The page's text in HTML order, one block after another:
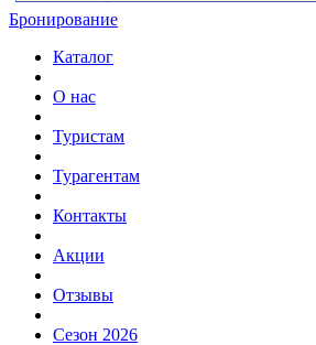
Бронирование
Каталог
О нас
Туристам
Турагентам
Контакты
Акции
Отзывы
Сезон 2026